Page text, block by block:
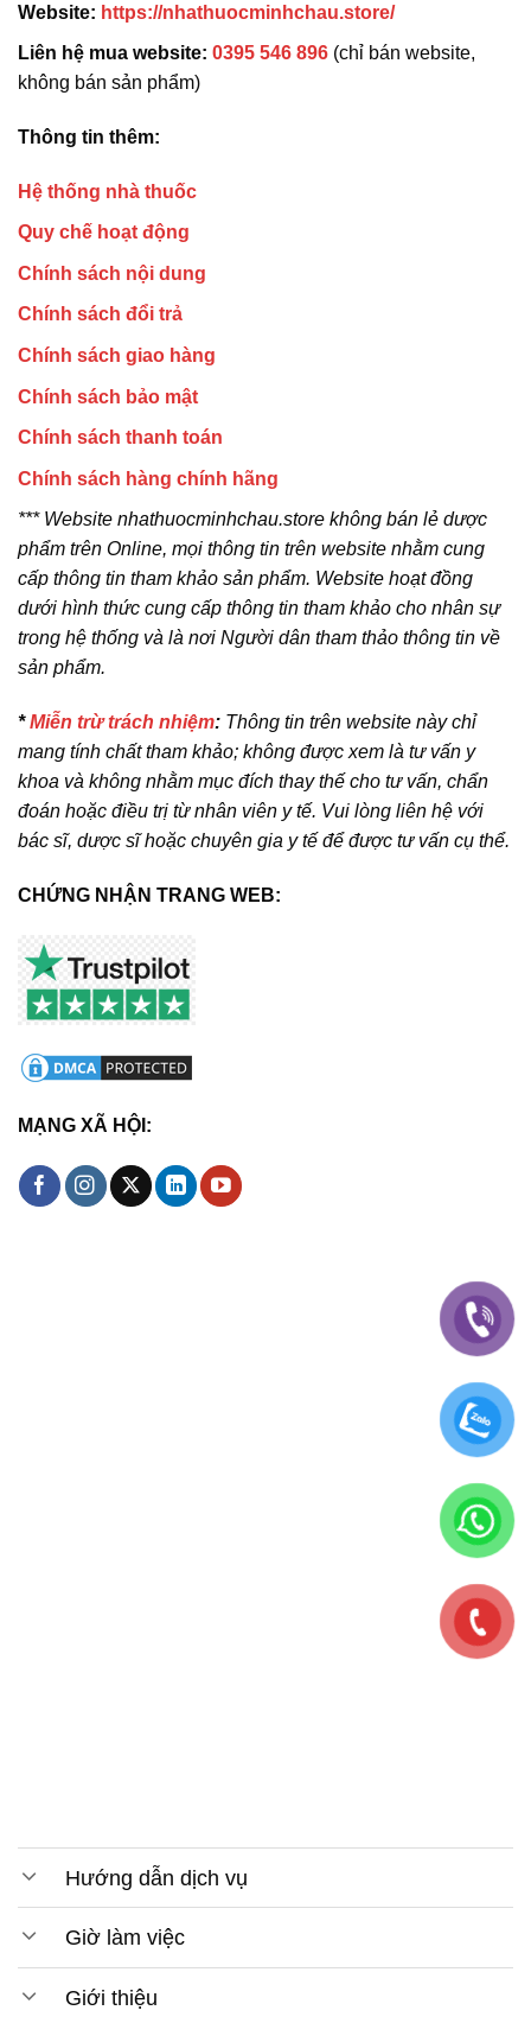
Website: https://nhathuocminhchau.store/
Liên hệ mua website: 0395 546 896 (chỉ bán website,
không bán sản phẩm)
Thông tin thêm:
Hệ thống nhà thuốc
Quy chế hoạt động
Chính sách nội dung
Chính sách đổi trả
Chính sách giao hàng
Chính sách bảo mật
Chính sách thanh toán
Chính sách hàng chính hãng
*** Website nhathuocminhchau.store không bán lẻ dược
phẩm trên Online, mọi thông tin trên website nhằm cung
cấp thông tin tham khảo sản phẩm. Website hoạt đồng
dưới hình thức cung cấp thông tin tham khảo cho nhân sự
trong hệ thống và là nơi Người dân tham thảo thông tin về
sản phẩm.
*Miễn trừ trách nhiệm: Thông tin trên website này chỉ
mang tính chất tham khảo; không được xem là tư vấn y
khoa và không nhằm mục đích thay thế cho tư vấn, chẩn
đoán hoặc điều trị từ nhân viên y tế. Vui lòng liên hệ với
bác sĩ, dược sĩ hoặc chuyên gia y tế để được tư vấn cụ thể.
CHỨNG NHẬN TRANG WEB:
MẠNG XÃ HỘI:
Hướng dẫn dịch vụ
Giờ làm việc
Giới thiệu